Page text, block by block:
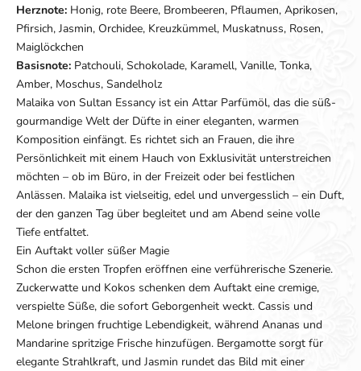
Herznote: Honig, rote Beere, Brombeeren, Pflaumen, Aprikosen,
Pfirsich, Jasmin, Orchidee, Kreuzkümmel, Muskatnuss, Rosen,
Maiglöckchen
Basisnote: Patchouli, Schokolade, Karamell, Vanille, Tonka,
Amber, Moschus, Sandelholz
Malaika von Sultan Essancy ist ein Attar Parfümöl, das die süß-
gourmandige Welt der Düfte in einer eleganten, warmen
Komposition einfängt. Es richtet sich an Frauen, die ihre
Persönlichkeit mit einem Hauch von Exklusivität unterstreichen
möchten – ob im Büro, in der Freizeit oder bei festlichen
Anlässen. Malaika ist vielseitig, edel und unvergesslich – ein Duft,
der den ganzen Tag über begleitet und am Abend seine volle
Tiefe entfaltet.
Ein Auftakt voller süßer Magie
Schon die ersten Tropfen eröffnen eine verführerische Szenerie.
Zuckerwatte und Kokos schenken dem Auftakt eine cremige,
verspielte Süße, die sofort Geborgenheit weckt. Cassis und
Melone bringen fruchtige Lebendigkeit, während Ananas und
Mandarine spritzige Frische hinzufügen. Bergamotte sorgt für
elegante Strahlkraft, und Jasmin rundet das Bild mit einer